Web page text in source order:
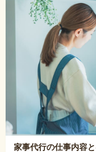
家事代行の仕事内容